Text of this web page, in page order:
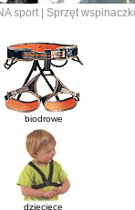
sport| Sprzęt
biodrowe
dziecięce